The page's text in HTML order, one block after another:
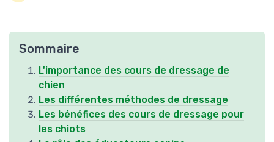
Sommaire
L'importance des cours de dressage de
chien
Les différentes méthodes de dressage
Les bénéfices des cours de dressage pour
les chiots